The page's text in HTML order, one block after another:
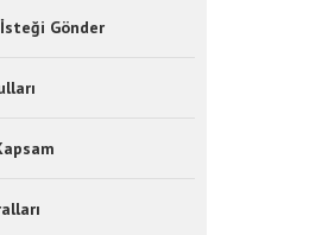
Gönder